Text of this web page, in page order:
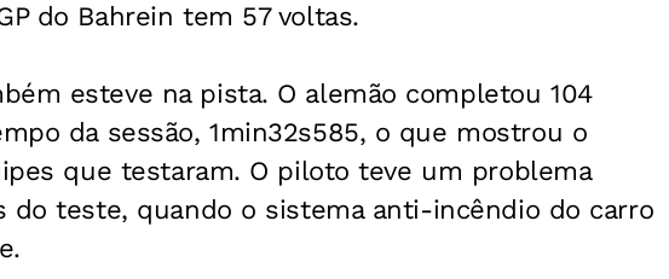
do Bahrein tem 57 voltas.
esteve na pista. O alemão completou 104
da sessão, 1min32s585, o que mostrou o
que testaram. O piloto teve um problema
do teste, quando o sistema anti-incêndio do carro